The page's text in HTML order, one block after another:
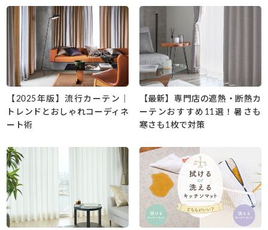
【2025年版】流行カーテン｜
トレンドとおしゃれコーディネ
ート術
【最新】専門店の遮熱・断熱カ
ーテンおすすめ11選！暑さも
寒さも1枚で対策